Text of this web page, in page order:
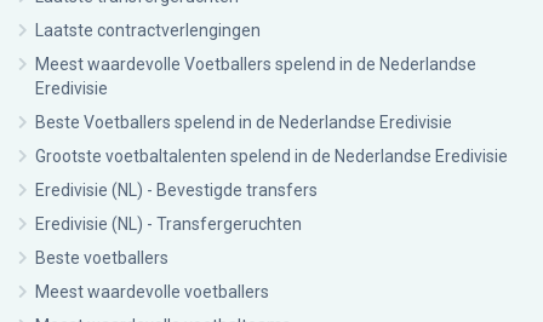
Laatste contractverlengingen
Meest waardevolle Voetballers spelend in de Nederlandse
Eredivisie
Beste Voetballers spelend in de Nederlandse Eredivisie
Grootste voetbaltalenten spelend in de Nederlandse Eredivisie
Eredivisie (NL) - Bevestigde transfers
Eredivisie (NL) - Transfergeruchten
Beste voetballers
Meest waardevolle voetballers